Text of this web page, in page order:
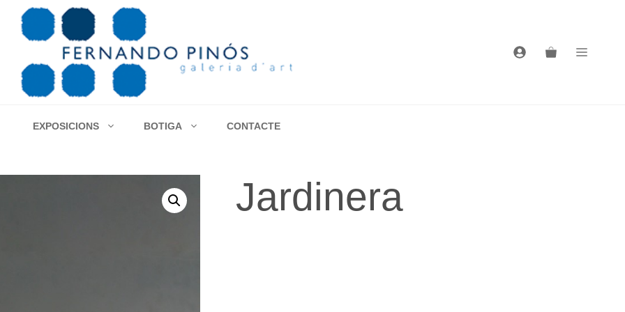
EXPOSICIONS BOTIGA CONTACTE
Jardinera